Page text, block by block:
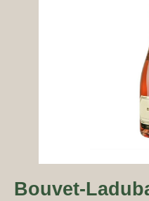
Bouvet-